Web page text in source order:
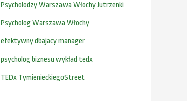
d
l
a
:
Psycholodzy Warszawa Włochy Jutrzenki
Psycholog Warszawa Włochy
efektywny dbajacy manager
psycholog biznesu wykład tedx
TEDx TymienieckiegoStreet